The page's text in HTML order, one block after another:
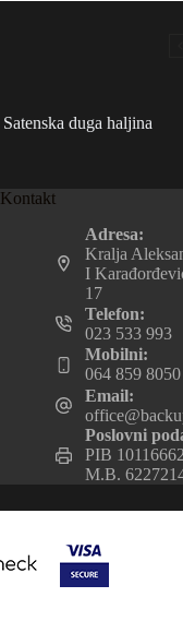
Satenska duga haljina
Kontakt
Adresa:
Kralja
I
17
Telefon:
023 533 993
Mobilni:
064 859 8050
Email:
Poslovni
PIB
M.B.